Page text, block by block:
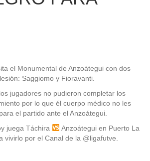
el Monumental de Anzoátegui con dos
Saggiomo y Fioravanti.
jugadores no pudieron completar los
por lo que él cuerpo médico no les
el partido ante el Anzoátegui.
juega Táchira
Anzoátegui en Puerto La
vivirlo por el Canal de la @ligafutve.